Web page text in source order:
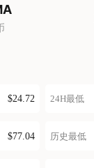
$24.72 24H最低
$77.04 历史最低